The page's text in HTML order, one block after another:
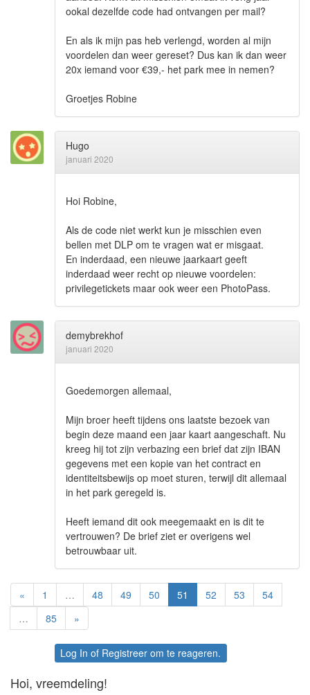
ookal dezelfde code had ontvangen per mail?
En als ik mijn pas heb verlengd, worden al mijn
voordelen dan weer gereset? Dus kan ik dan weer
20x iemand voor €39,- het park mee in nemen?
Groetjes Robine
Hugo
januari 2020
Hoi Robine,
Als de code niet werkt kun je misschien even
bellen met DLP om te vragen wat er misgaat.
En inderdaad, een nieuwe jaarkaart geeft
inderdaad weer recht op nieuwe voordelen:
privilegetickets maar ook weer een PhotoPass.
demybrekhof
januari 2020
Goedemorgen allemaal,
Mijn broer heeft tijdens ons laatste bezoek van
begin deze maand een jaar kaart aangeschaft. Nu
kreeg hij tot zijn verbazing een brief dat zijn IBAN
gegevens met een kopie van het contract en
identiteitsbewijs op moet sturen, terwijl dit allemaal
in het park geregeld is.
Heeft iemand dit ook meegemaakt en is dit te
vertrouwen? De brief ziet er overigens wel
betrouwbaar uit.
« 1 … 48 49 50 51 52 53
54
…
85 »
Log In of Registreer om te reageren.
Hoi, vreemdeling!